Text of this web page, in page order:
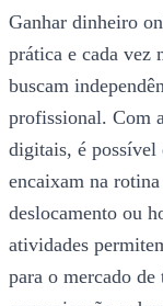
Ganhar dinheiro
prática e cada vez
buscam
profissional. Com
digitais, é possível
encaixam na rotina
deslocamento ou
atividades
para o mercado